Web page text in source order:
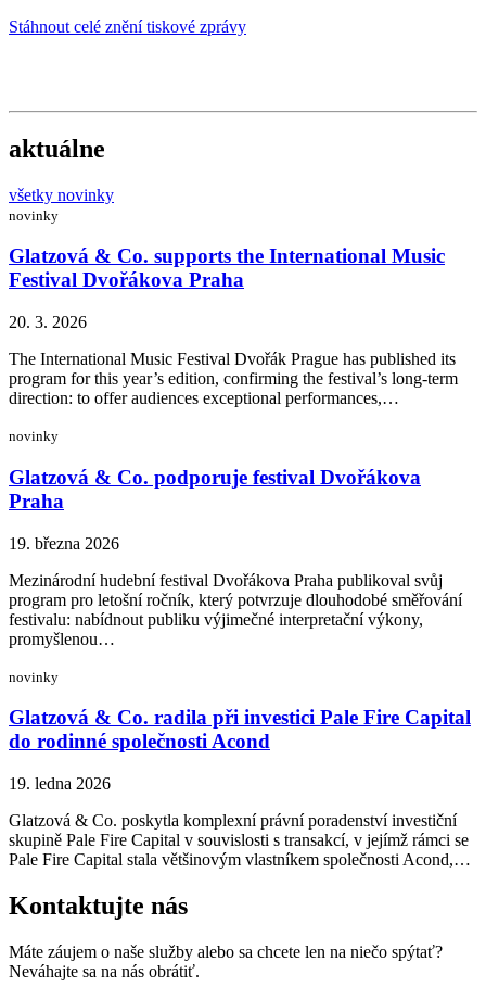
Stáhnout celé znění tiskové zprávy
aktuálne
všetky novinky
novinky
Glatzová & Co. supports the International Music
Festival Dvořákova Praha
20. 3. 2026
The International Music Festival Dvořák Prague has published its
program for this year’s edition, confirming the festival’s long-term
direction: to offer audiences exceptional performances,…
novinky
Glatzová & Co. podporuje festival Dvořákova
Praha
19. března 2026
Mezinárodní hudební festival Dvořákova Praha publikoval svůj
program pro letošní ročník, který potvrzuje dlouhodobé směřování
festivalu: nabídnout publiku výjimečné interpretační výkony,
promyšlenou…
novinky
Glatzová & Co. radila při investici Pale Fire Capital
do rodinné společnosti Acond
19. ledna 2026
Glatzová & Co. poskytla komplexní právní poradenství investiční
skupině Pale Fire Capital v souvislosti s transakcí, v jejímž rámci se
Pale Fire Capital stala většinovým vlastníkem společnosti Acond,…
Kontaktujte nás
Máte záujem o naše služby alebo sa chcete len na niečo spýtať?
Neváhajte sa na nás obrátiť.